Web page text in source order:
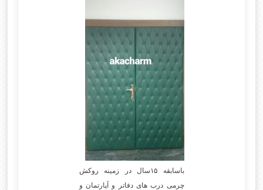
باسابقه ۱۵سال در زمینه روکش
چرمی درب های دفاتر و آپارتمان و